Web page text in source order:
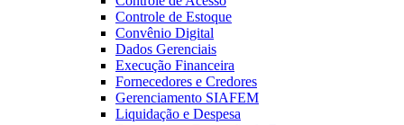
Controle de Estoque
Convênio Digital
Dados Gerenciais
Execução Financeira
Fornecedores e Credores
Gerenciamento SIAFEM
Liquidação e Despesa